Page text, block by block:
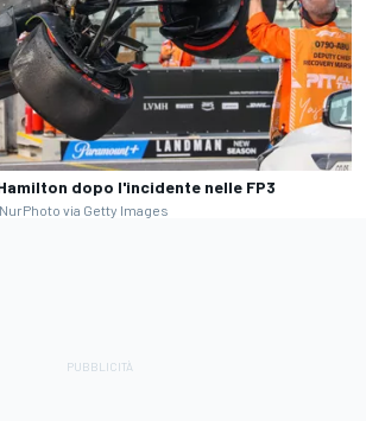
dopo l'incidente nelle FP3
via Getty Images